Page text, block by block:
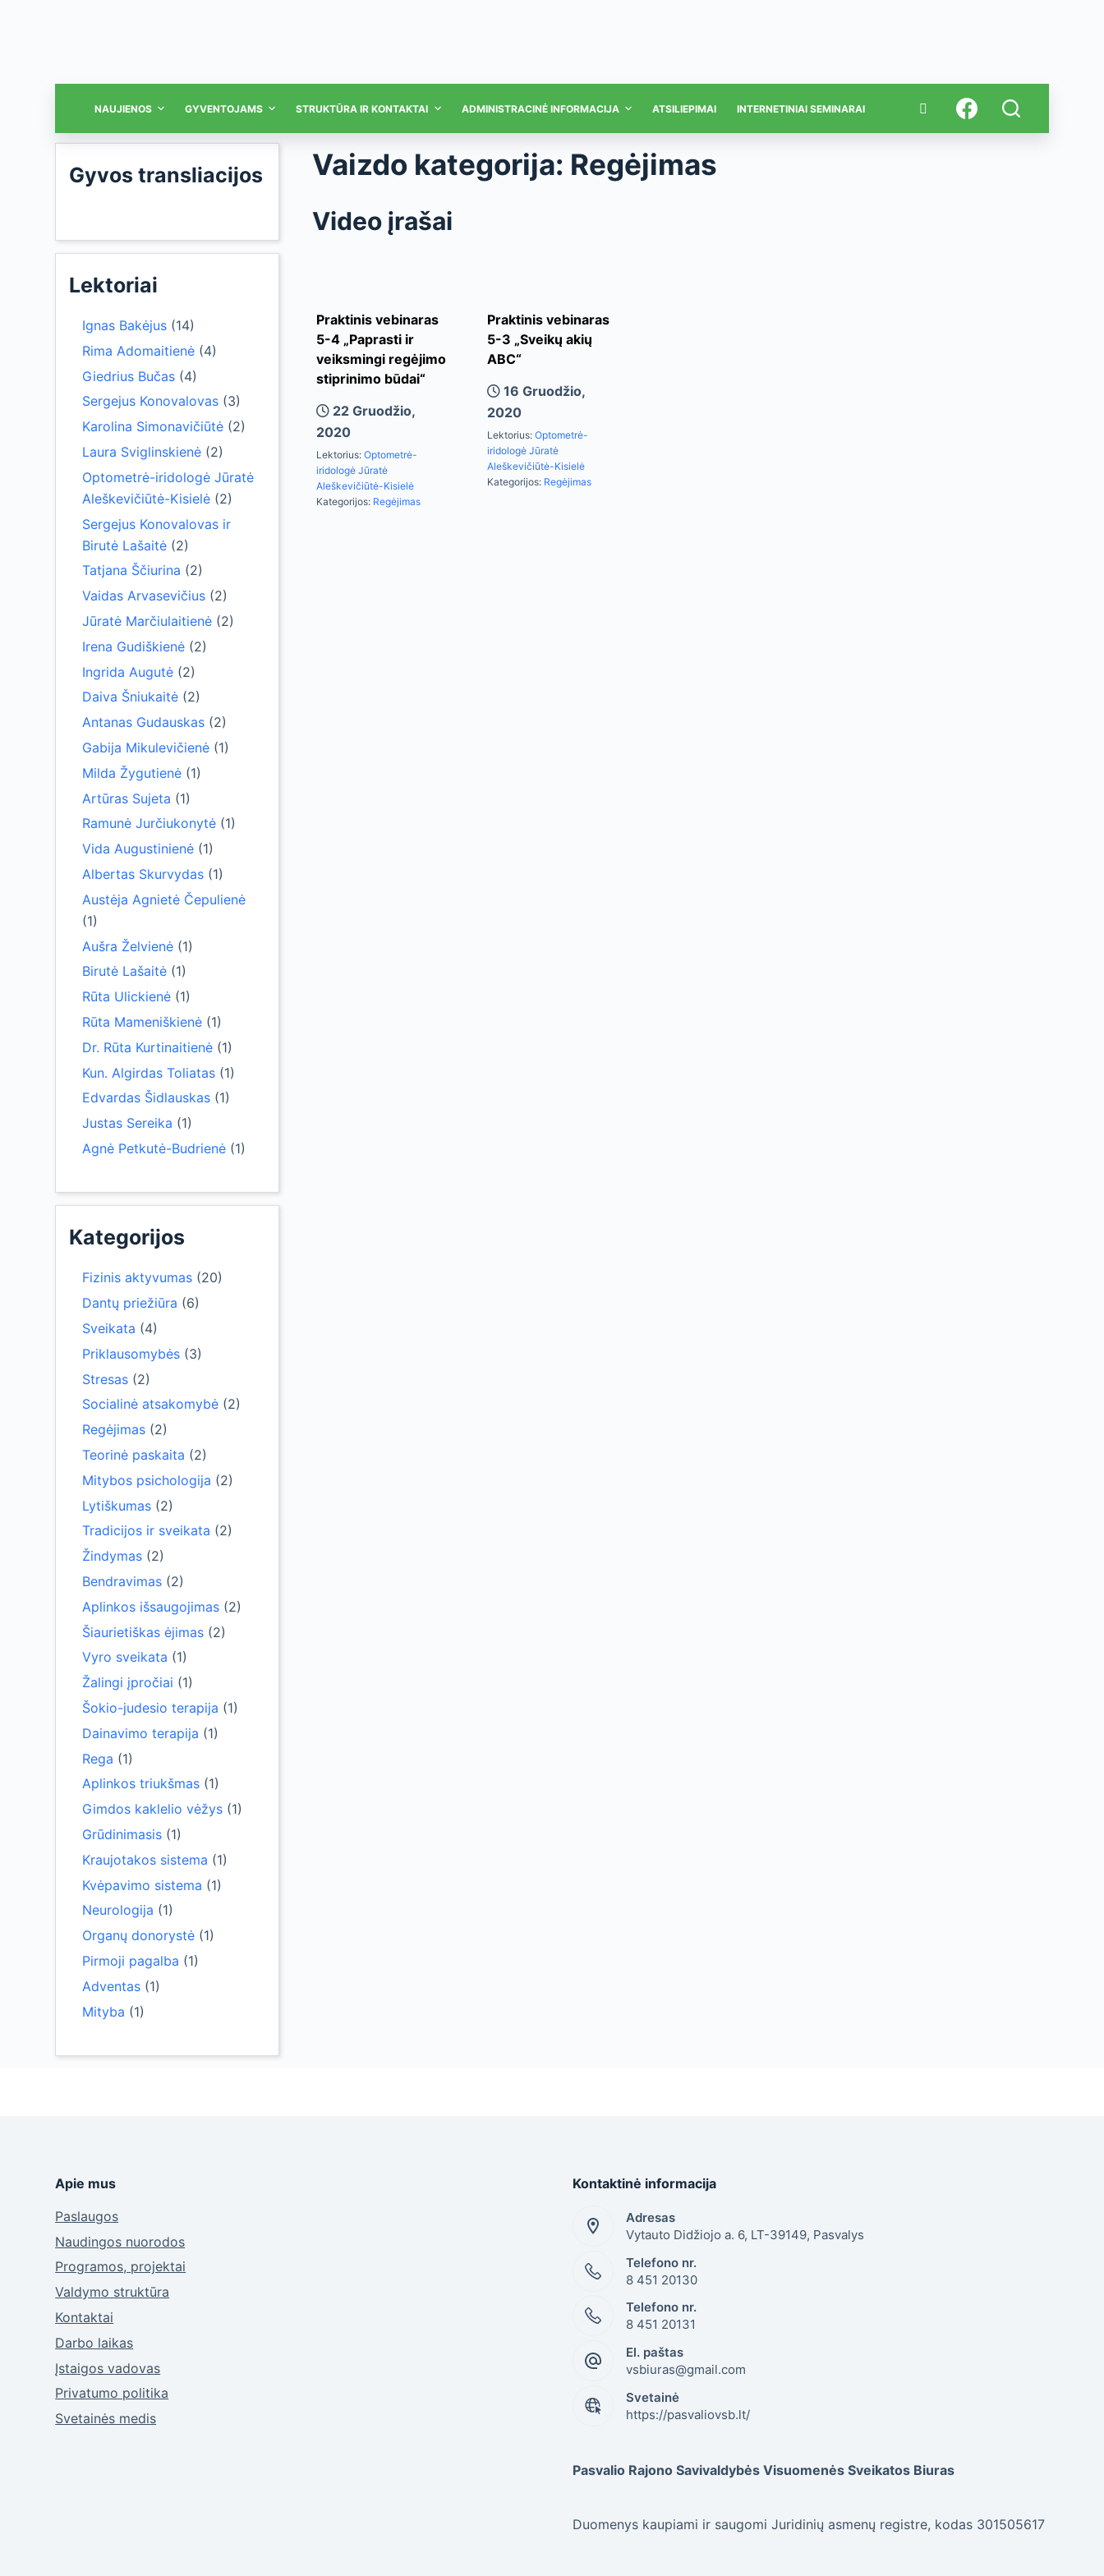
NAUJIENOS GYVENTOJAMS STRUKTŪRA IR KONTAKTAI ADMINISTRACINĖ INFORMACIJA ATSILIEPIMAI INTERNETINIAI SEMINARAI
Gyvos transliacijos
Lektoriai
Ignas Bakėjus (14)
Rima Adomaitienė (4)
Giedrius Bučas (4)
Sergejus Konovalovas (3)
Karolina Simonavičiūtė (2)
Laura Sviglinskienė (2)
Optometrė-iridologė Jūratė
Aleškevičiūtė-Kisielė (2)
Sergejus Konovalovas ir
Birutė Lašaitė (2)
Tatjana Ščiurina (2)
Vaidas Arvasevičius (2)
Jūratė Marčiulaitienė (2)
Irena Gudiškienė (2)
Ingrida Augutė (2)
Daiva Šniukaitė (2)
Antanas Gudauskas (2)
Gabija Mikulevičienė (1)
Milda Žygutienė (1)
Artūras Sujeta (1)
Ramunė Jurčiukonytė (1)
Vida Augustinienė (1)
Albertas Skurvydas (1)
Austėja Agnietė Čepulienė
(1)
Aušra Želvienė (1)
Birutė Lašaitė (1)
Rūta Ulickienė (1)
Rūta Mameniškienė (1)
Dr. Rūta Kurtinaitienė (1)
Kun. Algirdas Toliatas (1)
Edvardas Šidlauskas (1)
Justas Sereika (1)
Agnė Petkutė-Budrienė (1)
Kategorijos
Fizinis aktyvumas (20)
Dantų priežiūra (6)
Sveikata (4)
Priklausomybės (3)
Stresas (2)
Socialinė atsakomybė (2)
Regėjimas (2)
Teorinė paskaita (2)
Mitybos psichologija (2)
Lytiškumas (2)
Tradicijos ir sveikata (2)
Žindymas (2)
Bendravimas (2)
Aplinkos išsaugojimas (2)
Šiaurietiškas ėjimas (2)
Vyro sveikata (1)
Žalingi įpročiai (1)
Šokio-judesio terapija (1)
Dainavimo terapija (1)
Rega (1)
Aplinkos triukšmas (1)
Gimdos kaklelio vėžys (1)
Grūdinimasis (1)
Kraujotakos sistema (1)
Kvėpavimo sistema (1)
Neurologija (1)
Organų donorystė (1)
Pirmoji pagalba (1)
Adventas (1)
Mityba (1)
Vaizdo kategorija: Regėjimas
Video įrašai
Praktinis vebinaras
5-4 „Paprasti ir
veiksmingi regėjimo
stiprinimo būdai“
22 Gruodžio,
2020
Lektorius: Optometrė-
iridologė Jūratė
Aleškevičiūtė-Kisielė
Kategorijos: Regėjimas
Praktinis vebinaras
5-3 „Sveikų akių
ABC“
16 Gruodžio,
2020
Lektorius: Optometrė-
iridologė Jūratė
Aleškevičiūtė-Kisielė
Kategorijos: Regėjimas
Apie mus
Paslaugos
Naudingos nuorodos
Programos, projektai
Valdymo struktūra
Kontaktai
Darbo laikas
Įstaigos vadovas
Privatumo politika
Svetainės medis
Kontaktinė informacija
Adresas
Vytauto Didžiojo a. 6, LT-39149, Pasvalys
Telefono nr.
8 451 20130
Telefono nr.
8 451 20131
El. paštas
vsbiuras@gmail.com
Svetainė
https://pasvaliovsb.lt/
Pasvalio Rajono Savivaldybės Visuomenės Sveikatos Biuras
Duomenys kaupiami ir saugomi Juridinių asmenų registre, kodas 301505617